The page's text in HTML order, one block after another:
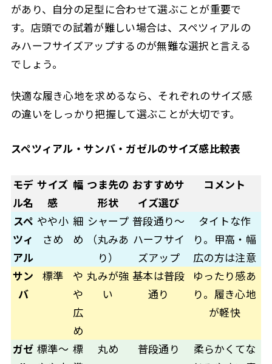
があり、自分の足型に合わせて選ぶことが重要で
す。店頭での試着が難しい場合は、スペツィアルの
みハーフサイズアップするのが無難な選択と言える
でしょう。
快適な履き心地を求めるなら、それぞれのサイズ感
の違いをしっかり把握して選ぶことが大切です。
スペツィアル・サンバ・ガゼルのサイズ感比較表
モデ
ル名
サイズ
感
幅 つま先の
形状
おすすめサ
イズ選び
コメント
スペ
ツィ
アル
やや小
さめ
細
め
シャープ
（丸みあ
り）
普段通り〜
ハーフサイ
ズアップ
タイトな作
り。甲高・幅
広の方は注意
サン
バ
標準
や
や
広
め
丸みが強
い
基本は普段
通り
ゆったり感あ
り。履き心地
が軽快
ガゼ 標準〜 標
丸め 普段通り
柔らかくてな